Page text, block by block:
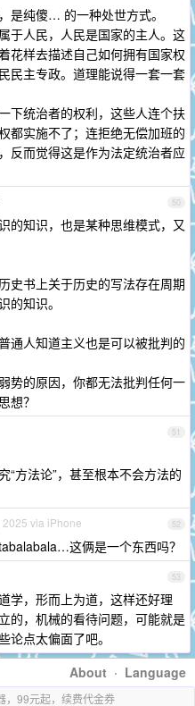
是纯傻… 的一种处世方式。
于人民，人民是国家的主人。这
花样去描述自己如何拥有国家权
民主专政。道理能说得一套一套
下统治者的权利，这些人连个扶
都实施不了；连拒绝无偿加班的
反而觉得这是作为法定统治者应
50
的知识，也是某种思维模式，又
史书上关于历史的写法存在周期
的知识。
通人知道主义也是可以被批判的
势的原因，你都无法批判任何一
想？
51
“方法论”，甚至根本不会方法的
52
via iPhone
这俩是一个东西吗？
53
学，形而上为道，这样还好理
的，机械的看待问题，可能就是
论点太偏面了吧。
About · Language
，99元起，续费代金券